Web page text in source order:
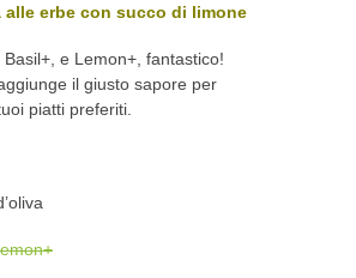
alle erbe con succo di limone
Basil+, e Lemon+, fantastico!
il giusto sapore per
piatti preferiti.